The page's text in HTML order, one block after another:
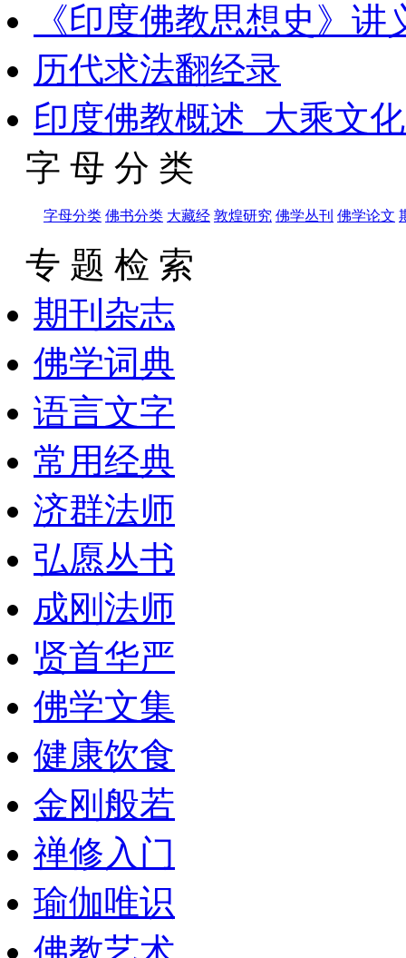
《印度佛教思想史》讲
历代求法翻经录
印度佛教概述_大乘文
字 母 分 类
字母分类 佛书分类 大藏经 敦煌研究 佛学丛刊 佛学论文
专 题 检 索
期刊杂志
佛学词典
语言文字
常用经典
济群法师
弘愿丛书
成刚法师
贤首华严
佛学文集
健康饮食
金刚般若
禅修入门
瑜伽唯识